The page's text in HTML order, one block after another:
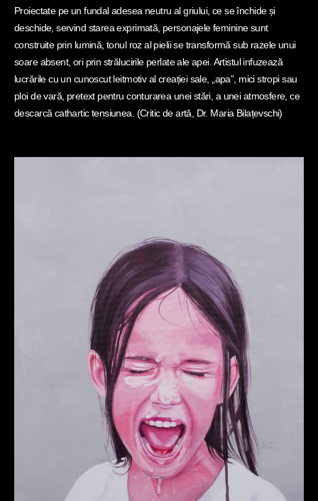
Proiectate pe un fundal adesea neutru al griului, ce se închide și
deschide, servind starea exprimată, personajele feminine sunt
construite prin lumină, tonul roz al pielii se transformă sub razele unui
soare absent, ori prin strălucirile perlate ale apei. Artistul infuzează
lucrările cu un cunoscut leitmotiv al creației sale, „apa”, mici stropi sau
ploi de vară, pretext pentru conturarea unei stări, a unei atmosfere, ce
descarcă cathartic tensiunea. (Critic de artă, Dr. Maria Bilațevschi)